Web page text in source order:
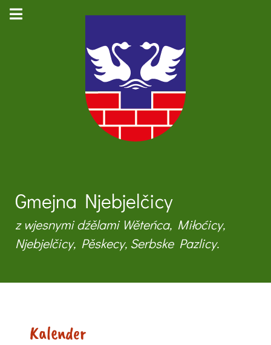
Gmejna Njebjelčicy
z wjesnymi dźělami Wěteńca, Miłoćicy,
Njebjelčicy, Pěskecy, Serbske Pazlicy.
Kalender